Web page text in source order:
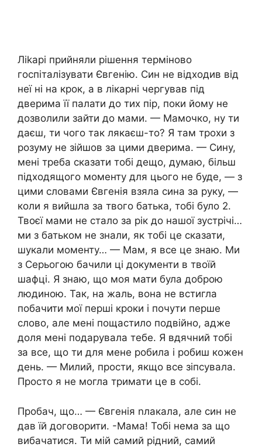
Ліkарі прийняли рішення терміново
госпіталізувати Євгенію. Син не відходив від
неї ні на крок, а в лікарні чергував під
дверима її палати до тих пір, поки йому не
дозволили зайти до мами. — Мамочко, ну ти
даєш, ти чого так лякаєш-то? Я там трохи з
розуму не зійшов за цими дверима. — Сину,
мені треба сказати тобі дещо, думаю, більш
підходящого моменту для цього не буде, — з
цими словами Євгенія взяла сина за руку, —
коли я вийшла за твого батька, тобі було 2.
Твоєї мами не стало за рік до нашої зустрічі…
ми з батьком не знали, як тобі це сказати,
шукали моменту… — Мам, я все це знаю. Ми
з Серьогою бачили ці документи в твоїй
шафці. Я знаю, що моя мати була доброю
людиною. Так, на жаль, вона не встигла
побачити мої перші кроки і почути перше
слово, але мені пощастило подвійно, адже
доля мені подарувала тебе. Я вдячний тобі
за все, що ти для мене робила і робиш кожен
день. — Милий, прости, якщо все зіпсувала.
Просто я не могла тримати це в собі.
Пробач, що… — Євгенія nлакала, але син не
дав їй договорити. -Мама! Тобі нема за що
вибачатися. Ти мій самий рідний, самий